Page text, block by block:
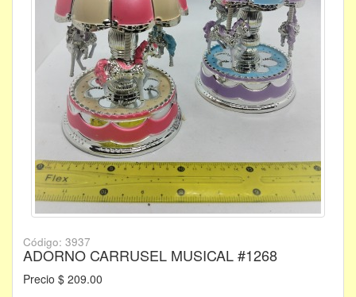
Código: 3937
ADORNO CARRUSEL MUSICAL #1268
Precio $ 209.00